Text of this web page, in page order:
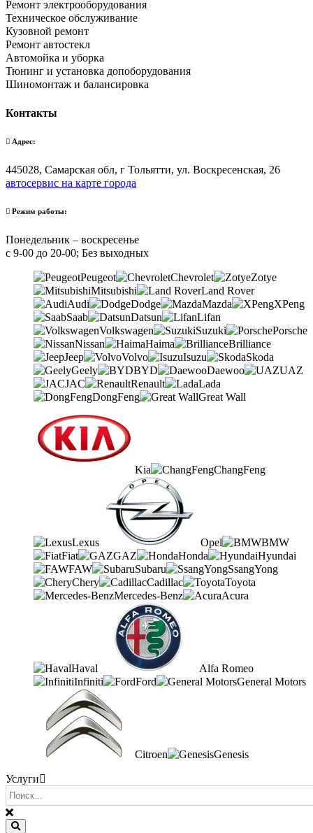
Ремонт электрооборудования
Техническое обслуживание
Кузовной ремонт
Ремонт автостекл
Автомойка и уборка
Тюнинг и установка допоборудования
Шиномонтаж и балансировка
Контакты
Адрес:
445028, Самарская обл, г Тольятти, ул. Воскресенская, 26
автосервис на карте города
Режим работы:
Понедельник – воскресенье
с 9-00 до 20-00; Без выходных
Peugeot Chevrolet
Zotye
Mitsubishi
Land Rover
Audi
Dodge Mazda
XPeng
Saab
Datsun
Lifan
Volkswagen
Suzuki
Porsche
Nissan
Haima
Brilliance
Jeep
Volvo Isuzu
Skoda
Geely
BYD Daewoo
UAZ
JAC
Renault
Lada
DongFeng
Great Wall
Kia ChangFeng
Lexus Opel
BMW
Fiat
GAZ Honda
Hyundai
FAW
Subaru
SsangYong
Chery
Cadillac
Toyota
Mercedes-Benz
Acura
Haval
Alfa Romeo
Infiniti
Ford General Motors
Citroen Genesis
Услуги